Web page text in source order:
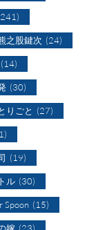
之股鍵次 (24)
(14)
(30)
りごと (27)
(19)
ル (30)
Spoon (15)